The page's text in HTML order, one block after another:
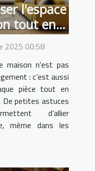
l'espace
tout en
?
2025 00:58
maison n'est pas
: c’est aussi
pièce tout en
petites astuces
d’allier
même dans les